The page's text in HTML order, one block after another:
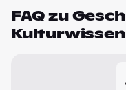
FAQ zu